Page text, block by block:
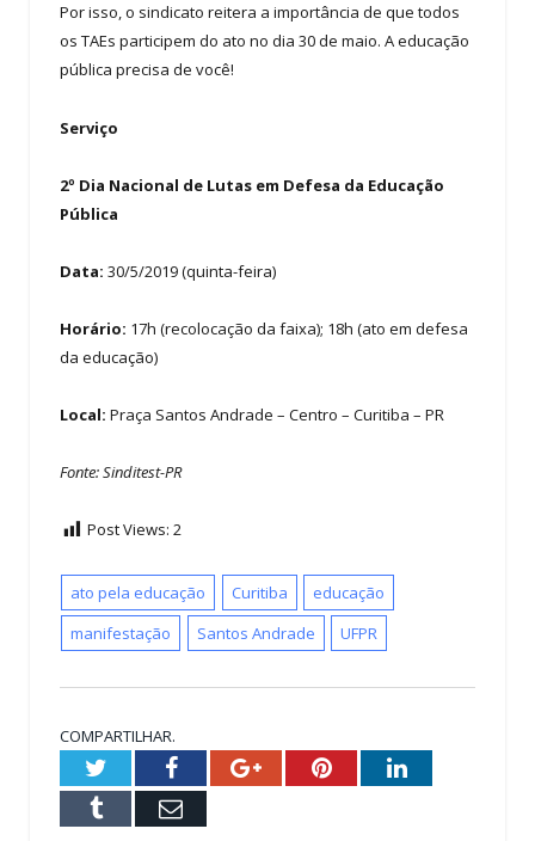
Por isso, o sindicato reitera a importância de que todos
os TAEs participem do ato no dia 30 de maio. A educação
pública precisa de você!
Serviço
2º Dia Nacional de Lutas em Defesa da Educação
Pública
Data: 30/5/2019 (quinta-feira)
Horário: 17h (recolocação da faixa); 18h (ato em defesa
da educação)
Local: Praça Santos Andrade – Centro – Curitiba – PR
Fonte: Sinditest-PR
Post Views: 2
ato pela educação Curitiba
educação
manifestação
Santos Andrade UFPR
COMPARTILHAR.
TwitterFacebookGoogle+PinterestLinkedIn
Tumblr Email